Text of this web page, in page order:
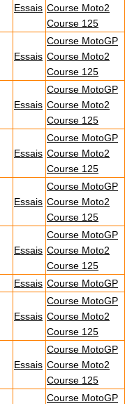
Essais Course Moto2
Course 125
Essais
Course MotoGP
Course Moto2
Course 125
Essais
Course MotoGP
Course Moto2
Course 125
Essais
Course MotoGP
Course Moto2
Course 125
Essais
Course MotoGP
Course Moto2
Course 125
Essais
Course MotoGP
Course Moto2
Course 125
Essais Course MotoGP
Essais
Course MotoGP
Course Moto2
Course 125
Essais
Course MotoGP
Course Moto2
Course 125
Course MotoGP